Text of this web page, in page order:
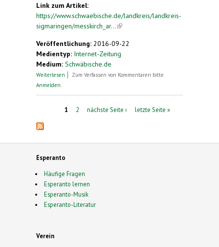
Link zum Artikel:
https://www.schwaebische.de/landkreis/landkreis-
sigmaringen/messkirch_ar...(link is external)
Veröffentlichung: 2016-09-22
Medientyp: Internet-Zeitung
Medium: Schwäbische.de
Weiterlesen über 1394 Buchtitel in 30 Jahren
Zum Verfassen von Kommentaren bitte
Anmelden
1 2 nächste Seite › letzte Seite »
Esperanto
Häufige Fragen
Esperanto lernen
Esperanto-Musik
Esperanto-Literatur
Verein